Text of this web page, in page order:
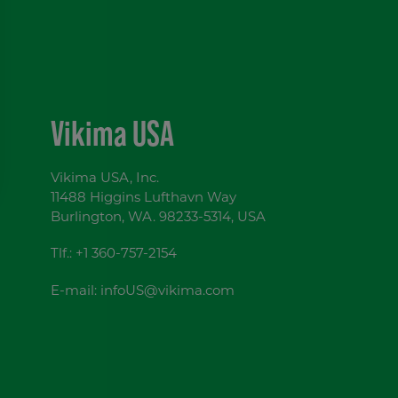
Vikima USA
Vikima USA, Inc.
11488 Higgins Lufthavn Way
Burlington, WA. 98233-5314, USA
Tlf.: +1 360-757-2154
E-mail: infoUS@vikima.com